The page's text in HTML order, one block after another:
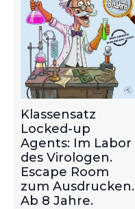
Klassensatz
Locked-up
Agents: Im Labor
des Virologen.
Escape Room
zum Ausdrucken.
Ab 8 Jahre.